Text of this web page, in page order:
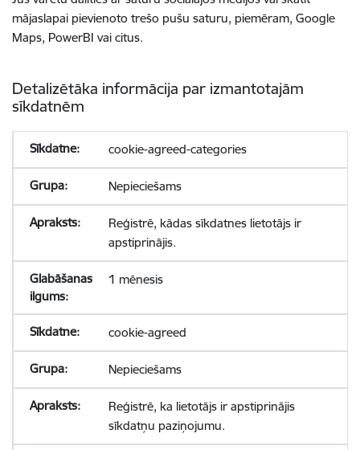
mājaslapai pievienoto trešo pušu saturu, piemēram, Google
Maps, PowerBI vai citus.
Detalizētāka informācija par izmantotajām
sīkdatnēm
cookie-agreed-categories
Nepieciešams
Reģistrē, kādas sīkdatnes lietotājs ir
apstiprinājis.
1 mēnesis
cookie-agreed
Nepieciešams
Reģistrē, ka lietotājs ir apstiprinājis
sīkdatņu paziņojumu.